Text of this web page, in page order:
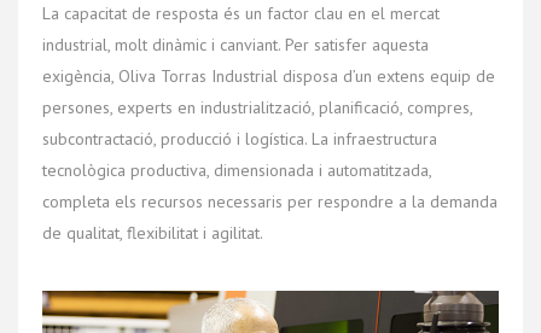
La capacitat de resposta és un factor clau en el mercat
industrial, molt dinàmic i canviant. Per satisfer aquesta
exigència, Oliva Torras Industrial disposa d’un extens equip de
persones, experts en industrialització, planificació, compres,
subcontractació, producció i logística. La infraestructura
tecnològica productiva, dimensionada i automatitzada,
completa els recursos necessaris per respondre a la demanda
de qualitat, flexibilitat i agilitat.